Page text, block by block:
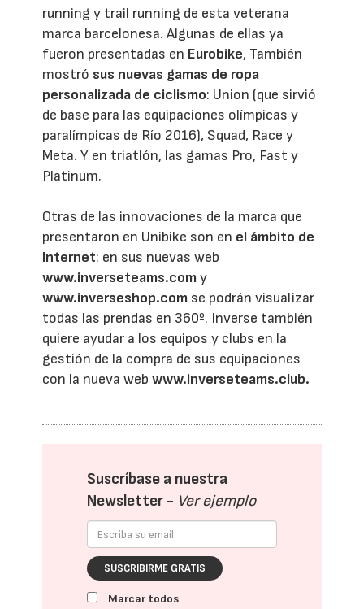
running y trail running de esta veterana
marca barcelonesa. Algunas de ellas ya
fueron presentadas en Eurobike, También
mostró sus nuevas gamas de ropa
personalizada de ciclismo: Union (que sirvió
de base para las equipaciones olímpicas y
paralímpicas de Río 2016), Squad, Race y
Meta. Y en triatlón, las gamas Pro, Fast y
Platinum.
Otras de las innovaciones de la marca que
presentaron en Unibike son en el ámbito de
Internet: en sus nuevas web
www.inverseteams.comy
www.inverseshop.com se podrán visualizar
todas las prendas en 360º. Inverse también
quiere ayudar a los equipos y clubs en la
gestión de la compra de sus equipaciones
con la nueva web www.inverseteams.club.
Suscríbase a nuestra
Newsletter - Ver ejemplo
SUSCRIBIRME GRATIS
Marcar todos